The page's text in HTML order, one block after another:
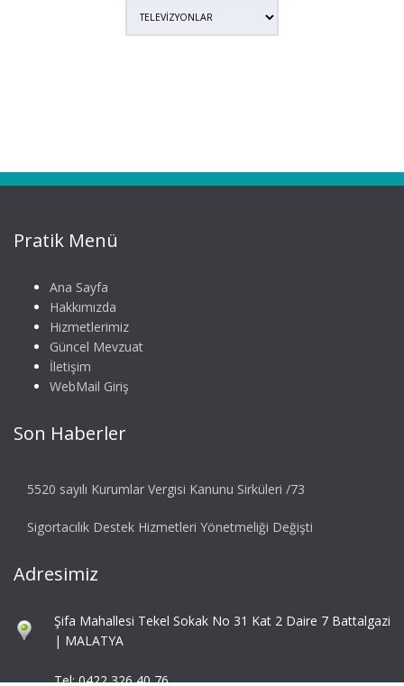
Pratik Menü
Ana Sayfa
Hakkımızda
Hizmetlerimiz
Güncel Mevzuat
İletişim
WebMail Giriş
Son Haberler
5520 sayılı Kurumlar Vergisi Kanunu Sirküleri /73
Sigortacılık Destek Hizmetleri Yönetmeliği Değişti
Adresimiz
Şifa Mahallesi Tekel Sokak No 31 Kat 2 Daire 7 Battalgazi
| MALATYA
Tel: 0422 326 40 76